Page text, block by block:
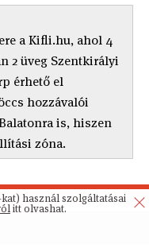
a Kifli.hu, ahol 4
2 üveg Szentkirályi
érhető el
hozzávalói
is, hiszen
zóna.
használ szolgáltatásai
itt olvashat.